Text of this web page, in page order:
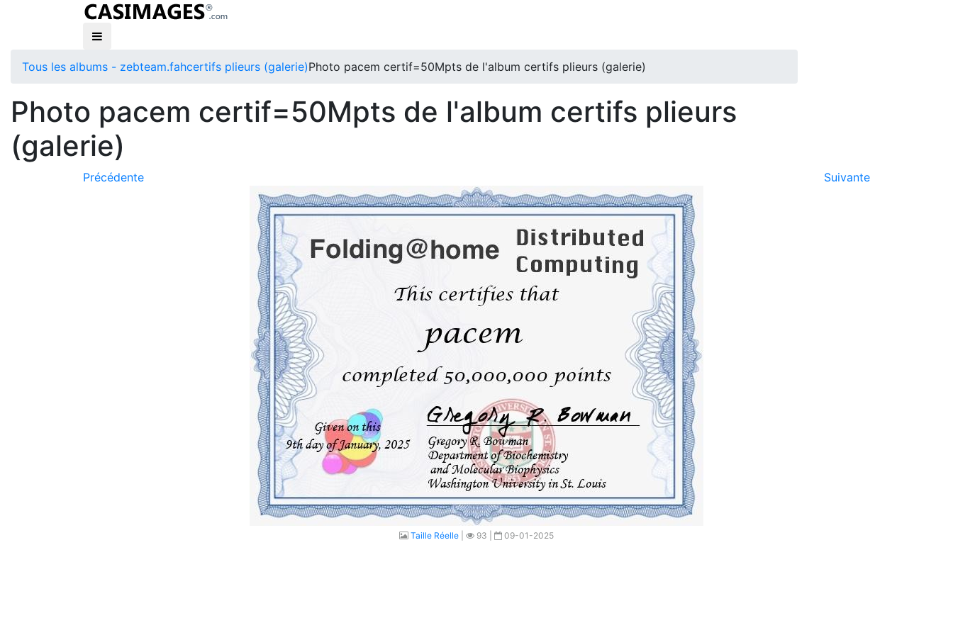
Tous les albums - zebteam.fahcertifs plieurs (galerie)Photo pacem certif=50Mpts de l'album certifs plieurs (galerie)
Photo pacem certif=50Mpts de l'album certifs plieurs
(galerie)
Précédente Suivante
Taille Réelle 93 | 09-01-2025